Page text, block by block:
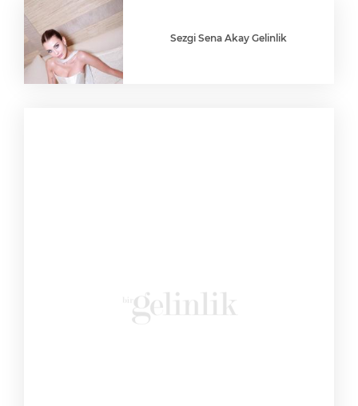
Sezgi Sena Akay Gelinlik